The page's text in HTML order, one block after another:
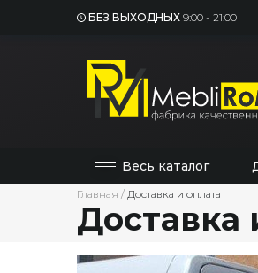
БЕЗ ВЫХОДНЫХ 9:00 - 21:00
Весь каталог
Главная / Доставка и оплата
Доставка